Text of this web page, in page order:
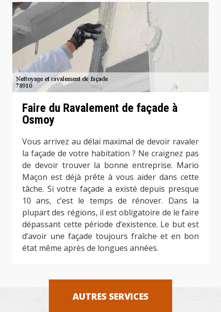
Faire du Ravalement de façade à
Osmoy
Vous arrivez au délai maximal de devoir ravaler
la façade de votre habitation ? Ne craignez pas
de devoir trouver la bonne entreprise. Mario
Maçon est déjà prête à vous aider dans cette
tâche. Si votre façade a existé depuis presque
10 ans, c’est le temps de rénover. Dans la
plupart des régions, il est obligatoire de le faire
dépassant cette période d’existence. Le but est
d’avoir une façade toujours fraîche et en bon
état même après de longues années.
AUTRES SERVICES